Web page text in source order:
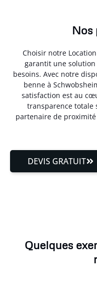
Nos
Choisir notre
garantit une solution
besoins. Avec notre
benne à
satisfaction est au
transparence totale
partenaire de
DEVIS GRATUIT
Quelques